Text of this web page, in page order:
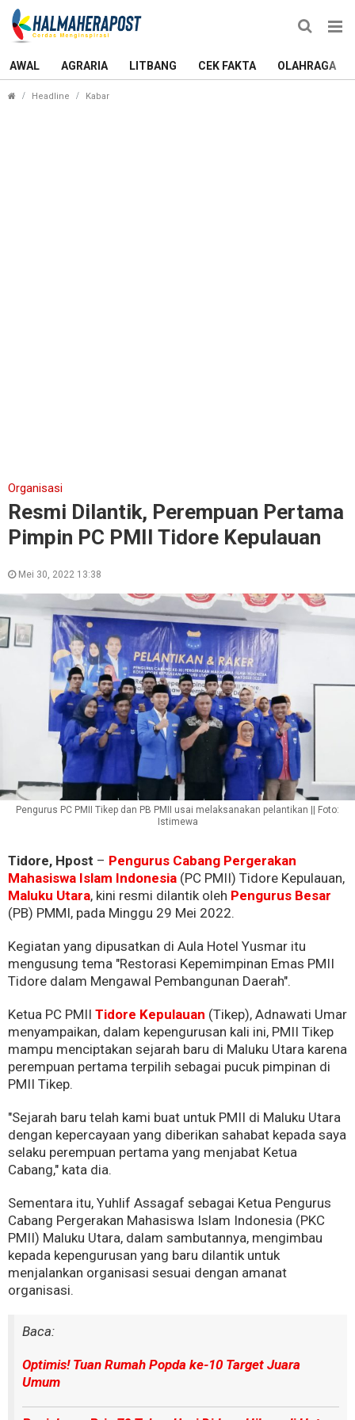
AWAL AGRARIA LITBANG CEK FAKTA OLAHRAGA
Headline Kabar
Organisasi
Resmi Dilantik, Perempuan Pertama
Pimpin PC PMII Tidore Kepulauan
Mei 30, 2022 13:38
Pengurus PC PMII Tikep dan PB PMII usai melaksanakan pelantikan || Foto:
Istimewa
Tidore, Hpost – Pengurus Cabang Pergerakan
Mahasiswa Islam Indonesia (PC PMII) Tidore Kepulauan,
Maluku Utara, kini resmi dilantik oleh Pengurus Besar
(PB) PMMI, pada Minggu 29 Mei 2022.
Kegiatan yang dipusatkan di Aula Hotel Yusmar itu
mengusung tema "Restorasi Kepemimpinan Emas PMII
Tidore dalam Mengawal Pembangunan Daerah".
Ketua PC PMII Tidore Kepulauan (Tikep), Adnawati Umar
menyampaikan, dalam kepengurusan kali ini, PMII Tikep
mampu menciptakan sejarah baru di Maluku Utara karena
perempuan pertama terpilih sebagai pucuk pimpinan di
PMII Tikep.
"Sejarah baru telah kami buat untuk PMII di Maluku Utara
dengan kepercayaan yang diberikan sahabat kepada saya
selaku perempuan pertama yang menjabat Ketua
Cabang," kata dia.
Sementara itu, Yuhlif Assagaf sebagai Ketua Pengurus
Cabang Pergerakan Mahasiswa Islam Indonesia (PKC
PMII) Maluku Utara, dalam sambutannya, mengimbau
kepada kepengurusan yang baru dilantik untuk
menjalankan organisasi sesuai dengan amanat
organisasi.
Baca:
Optimis! Tuan Rumah Popda ke-10 Target Juara
Umum